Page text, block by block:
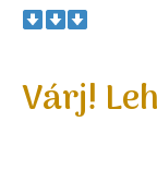
Várj!